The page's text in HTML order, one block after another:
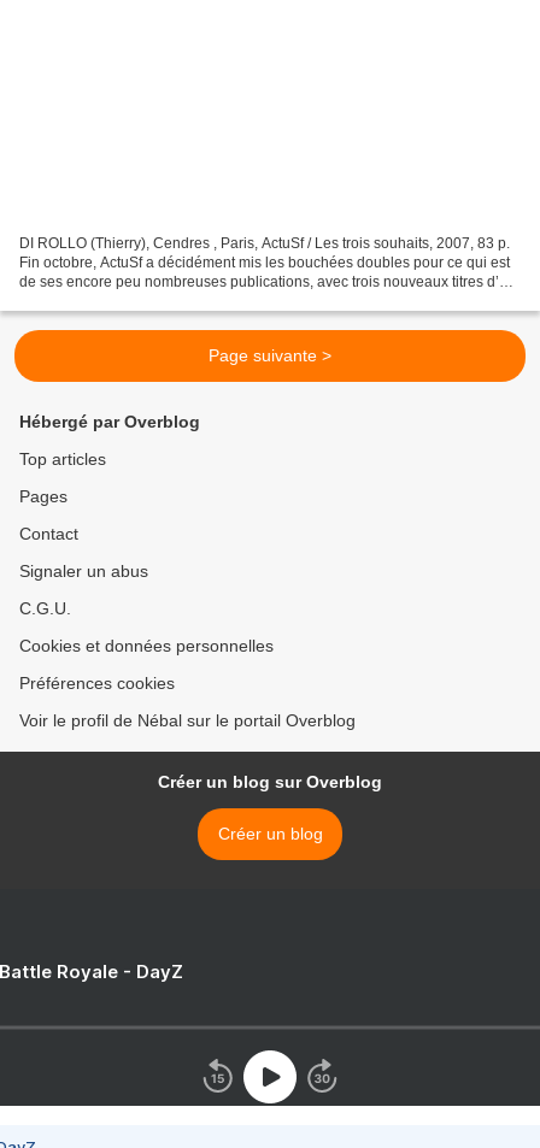
DI ROLLO (Thierry), Cendres , Paris, ActuSf / Les trois souhaits, 2007, 83 p.
Fin octobre, ActuSf a décidément mis les bouchées doubles pour ce qui est
de ses encore peu nombreuses publications, avec trois nouveaux titres d’un
Page suivante >
Hébergé par Overblog
Top articles
Pages
Contact
Signaler un abus
C.G.U.
Cookies et données personnelles
Préférences cookies
Voir le profil de Nébal sur le portail Overblog
Créer un blog sur Overblog
Créer un blog
Royale - DayZ